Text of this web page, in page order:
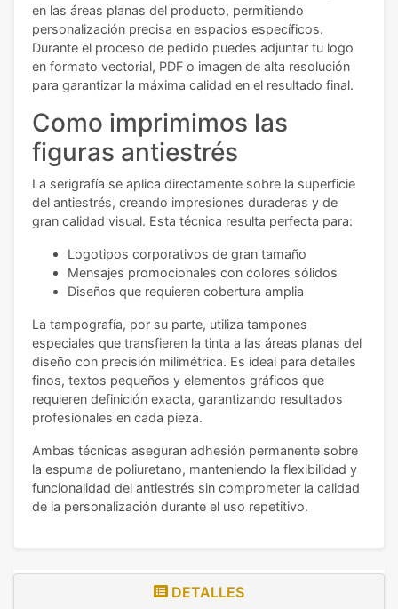
en las áreas planas del producto, permitiendo
personalización precisa en espacios específicos.
Durante el proceso de pedido puedes adjuntar tu logo
en formato vectorial, PDF o imagen de alta resolución
para garantizar la máxima calidad en el resultado final.
Como imprimimos las
figuras antiestrés
La serigrafía se aplica directamente sobre la superficie
del antiestrés, creando impresiones duraderas y de
gran calidad visual. Esta técnica resulta perfecta para:
Logotipos corporativos de gran tamaño
Mensajes promocionales con colores sólidos
Diseños que requieren cobertura amplia
La tampografía, por su parte, utiliza tampones
especiales que transfieren la tinta a las áreas planas del
diseño con precisión milimétrica. Es ideal para detalles
finos, textos pequeños y elementos gráficos que
requieren definición exacta, garantizando resultados
profesionales en cada pieza.
Ambas técnicas aseguran adhesión permanente sobre
la espuma de poliuretano, manteniendo la flexibilidad y
funcionalidad del antiestrés sin comprometer la calidad
de la personalización durante el uso repetitivo.
DETALLES